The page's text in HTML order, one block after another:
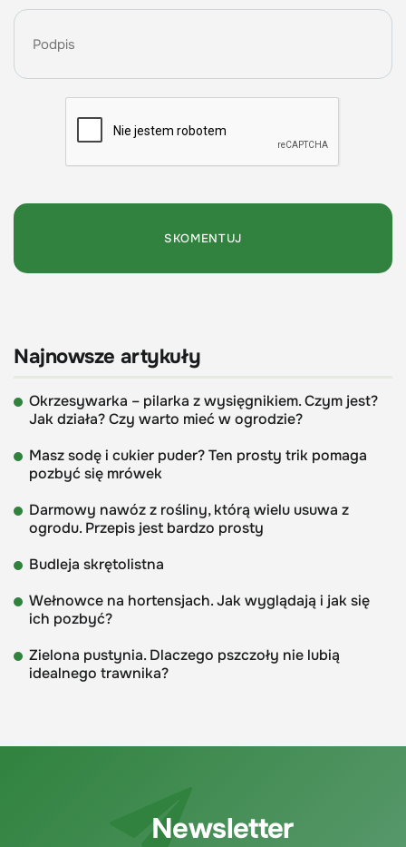
Najnowsze artykuły
Okrzesywarka – pilarka z wysięgnikiem. Czym jest?
Jak działa? Czy warto mieć w ogrodzie?
Masz sodę i cukier puder? Ten prosty trik pomaga
pozbyć się mrówek
Darmowy nawóz z rośliny, którą wielu usuwa z
ogrodu. Przepis jest bardzo prosty
Budleja skrętolistna
Wełnowce na hortensjach. Jak wyglądają i jak się
ich pozbyć?
Zielona pustynia. Dlaczego pszczoły nie lubią
idealnego trawnika?
Newsletter